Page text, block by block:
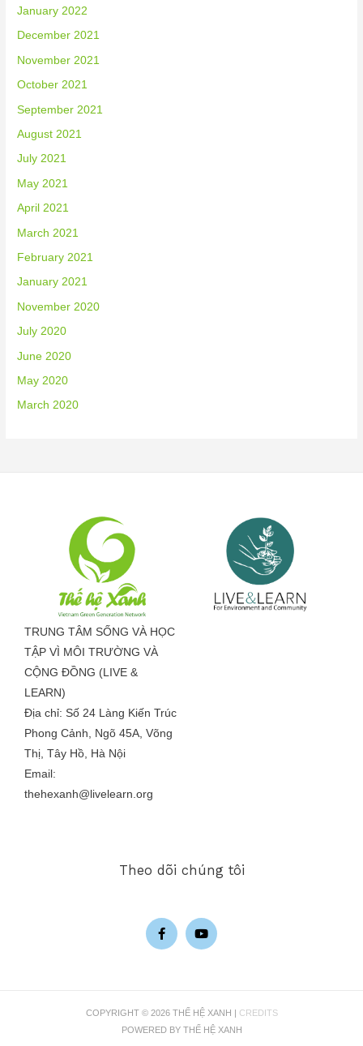
January 2022
December 2021
November 2021
October 2021
September 2021
August 2021
July 2021
May 2021
April 2021
March 2021
February 2021
January 2021
November 2020
July 2020
June 2020
May 2020
March 2020
TRUNG TÂM SỐNG VÀ HỌC
TẬP VÌ MÔI TRƯỜNG VÀ
CỘNG ĐỒNG (LIVE &
LEARN)
Địa chỉ: Số 24 Làng Kiến Trúc
Phong Cảnh, Ngõ 45A, Võng
Thị, Tây Hồ, Hà Nội
Email:
thehexanh@livelearn.org
Theo dõi chúng tôi
COPYRIGHT © 2026 THẾ HỆ XANH | CREDITS
POWERED BY THẾ HỆ XANH